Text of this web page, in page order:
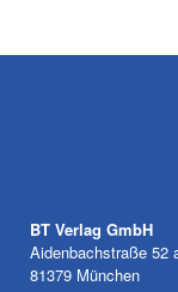
BT Verlag GmbH
Aidenbachstraße 52
81379 München